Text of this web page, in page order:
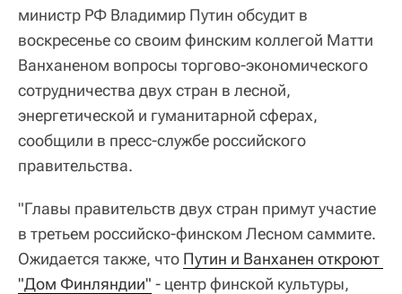
министр РФ Владимир Путин обсудит в
воскресенье со своим финским коллегой Матти
Ванханеном вопросы торгово-экономического
сотрудничества двух стран в лесной,
энергетической и гуманитарной сферах,
сообщили в пресс-службе российского
правительства.
"Главы правительств двух стран примут участие
в третьем российско-финском Лесном саммите.
Ожидается также, что Путин и Ванханен откроют
"Дом Финляндии" - центр финской культуры,